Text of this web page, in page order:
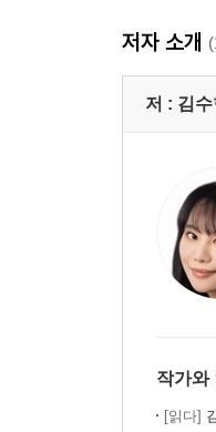
저자 소개
저 : 김수
작가와
[읽다]